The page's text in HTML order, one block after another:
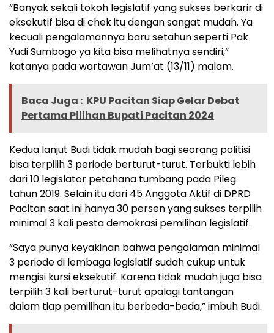
“Banyak sekali tokoh legislatif yang sukses berkarir di
eksekutif bisa di chek itu dengan sangat mudah. Ya
kecuali pengalamannya baru setahun seperti Pak
Yudi Sumbogo ya kita bisa melihatnya sendiri,”
katanya pada wartawan Jum’at (13/11) malam.
Baca Juga : KPU Pacitan Siap Gelar Debat
Pertama Pilihan Bupati Pacitan 2024
Kedua lanjut Budi tidak mudah bagi seorang politisi
bisa terpilih 3 periode berturut-turut. Terbukti lebih
dari 10 legislator petahana tumbang pada Pileg
tahun 2019. Selain itu dari 45 Anggota Aktif di DPRD
Pacitan saat ini hanya 30 persen yang sukses terpilih
minimal 3 kali pesta demokrasi pemilihan legislatif.
“Saya punya keyakinan bahwa pengalaman minimal
3 periode di lembaga legislatif sudah cukup untuk
mengisi kursi eksekutif. Karena tidak mudah juga bisa
terpilih 3 kali berturut-turut apalagi tantangan
dalam tiap pemilihan itu berbeda-beda,” imbuh Budi.